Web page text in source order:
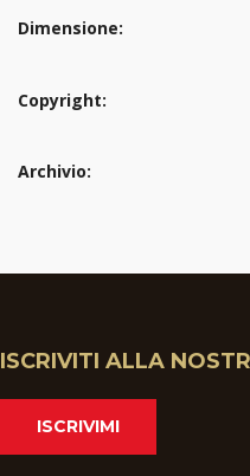
Dimensione:
Copyright:
Archivio:
ISCRIVITI ALLA
ISCRIVIMI